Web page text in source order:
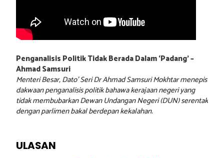
Penganalisis Politik Tidak Berada Dalam ‘Padang’ –
Ahmad Samsuri
Menteri Besar, Dato’ Seri Dr Ahmad Samsuri Mokhtar menepis
dakwaan penganalisis politik bahawa kerajaan negeri yang
tidak membubarkan Dewan Undangan Negeri (DUN) serentak
dengan parlimen bakal berdepan kekalahan.
ULASAN